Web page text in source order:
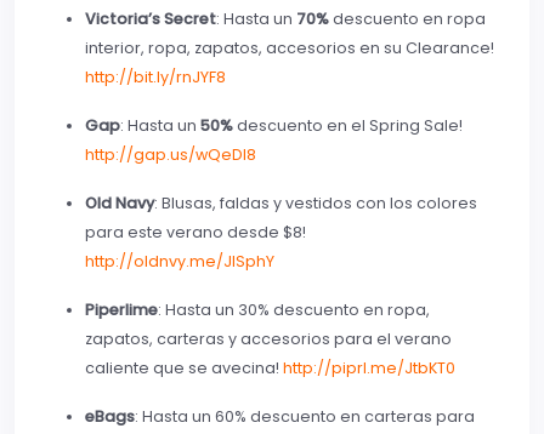
Victoria’s Secret: Hasta un 70%descuento en ropa
interior, ropa, zapatos, accesorios en su Clearance!
http://bit.ly/rnJYF8
Gap: Hasta un 50%descuento en el Spring Sale!
http://gap.us/wQeDl8
Old Navy: Blusas, faldas y vestidos con los colores
para este verano desde $8!
http://oldnvy.me/JISphY
Piperlime: Hasta un 30% descuento en ropa,
zapatos, carteras y accesorios para el verano
caliente que se avecina! http://piprl.me/JtbKT0
eBags: Hasta un 60% descuento en carteras para